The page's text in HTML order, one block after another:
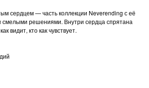
сердцем — часть коллекции Neverending с её
решениями. Внутри сердца спрятана
видит, кто как чувствует.